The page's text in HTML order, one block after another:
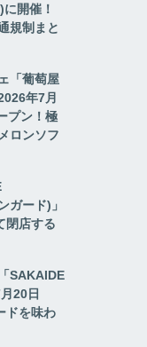
開催！
規制まと
「葡萄屋
年7月
プン！極
ロンソフ
ガード)」
閉店する
SAKAIDE
20日
ドを味わ